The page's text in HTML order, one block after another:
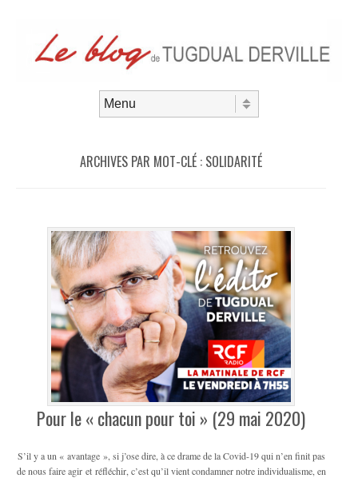
ARCHIVES PAR MOT-CLÉ : SOLIDARITÉ
Pour le « chacun pour toi » (29 mai 2020)
S’il y a un « avantage », si j’ose dire, à ce drame de la Covid-19 qui n’en finit pas
de nous faire agir et réfléchir, c’est qu’il vient condamner notre individualisme, en